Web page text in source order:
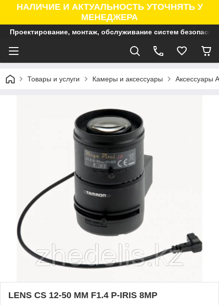
НАЛИЧИЕ И АКТУАЛЬНОСТЬ УТОЧНЯТЬ У
МЕНЕДЖЕРА
Проектирование, монтаж, обслуживание систем
Товары и услуги Камеры и аксессуары Аксессуары
LENS CS 12-50 MM F1.4 P-IRIS 8MP